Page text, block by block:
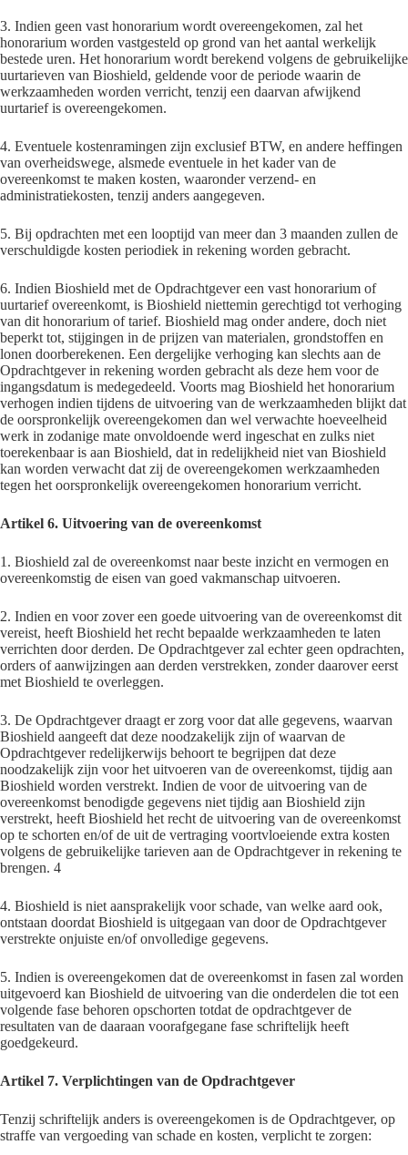
3. Indien geen vast honorarium wordt overeengekomen, zal het
honorarium worden vastgesteld op grond van het aantal werkelijk
bestede uren. Het honorarium wordt berekend volgens de gebruikelijke
uurtarieven van Bioshield, geldende voor de periode waarin de
werkzaamheden worden verricht, tenzij een daarvan afwijkend
uurtarief is overeengekomen.
4. Eventuele kostenramingen zijn exclusief BTW, en andere heffingen
van overheidswege, alsmede eventuele in het kader van de
overeenkomst te maken kosten, waaronder verzend- en
administratiekosten, tenzij anders aangegeven.
5. Bij opdrachten met een looptijd van meer dan 3 maanden zullen de
verschuldigde kosten periodiek in rekening worden gebracht.
6. Indien Bioshield met de Opdrachtgever een vast honorarium of
uurtarief overeenkomt, is Bioshield niettemin gerechtigd tot verhoging
van dit honorarium of tarief. Bioshield mag onder andere, doch niet
beperkt tot, stijgingen in de prijzen van materialen, grondstoffen en
lonen doorberekenen. Een dergelijke verhoging kan slechts aan de
Opdrachtgever in rekening worden gebracht als deze hem voor de
ingangsdatum is medegedeeld. Voorts mag Bioshield het honorarium
verhogen indien tijdens de uitvoering van de werkzaamheden blijkt dat
de oorspronkelijk overeengekomen dan wel verwachte hoeveelheid
werk in zodanige mate onvoldoende werd ingeschat en zulks niet
toerekenbaar is aan Bioshield, dat in redelijkheid niet van Bioshield
kan worden verwacht dat zij de overeengekomen werkzaamheden
tegen het oorspronkelijk overeengekomen honorarium verricht.
Artikel 6. Uitvoering van de overeenkomst
1. Bioshield zal de overeenkomst naar beste inzicht en vermogen en
overeenkomstig de eisen van goed vakmanschap uitvoeren.
2. Indien en voor zover een goede uitvoering van de overeenkomst dit
vereist, heeft Bioshield het recht bepaalde werkzaamheden te laten
verrichten door derden. De Opdrachtgever zal echter geen opdrachten,
orders of aanwijzingen aan derden verstrekken, zonder daarover eerst
met Bioshield te overleggen.
3. De Opdrachtgever draagt er zorg voor dat alle gegevens, waarvan
Bioshield aangeeft dat deze noodzakelijk zijn of waarvan de
Opdrachtgever redelijkerwijs behoort te begrijpen dat deze
noodzakelijk zijn voor het uitvoeren van de overeenkomst, tijdig aan
Bioshield worden verstrekt. Indien de voor de uitvoering van de
overeenkomst benodigde gegevens niet tijdig aan Bioshield zijn
verstrekt, heeft Bioshield het recht de uitvoering van de overeenkomst
op te schorten en/of de uit de vertraging voortvloeiende extra kosten
volgens de gebruikelijke tarieven aan de Opdrachtgever in rekening te
brengen. 4
4. Bioshield is niet aansprakelijk voor schade, van welke aard ook,
ontstaan doordat Bioshield is uitgegaan van door de Opdrachtgever
verstrekte onjuiste en/of onvolledige gegevens.
5. Indien is overeengekomen dat de overeenkomst in fasen zal worden
uitgevoerd kan Bioshield de uitvoering van die onderdelen die tot een
volgende fase behoren opschorten totdat de opdrachtgever de
resultaten van de daaraan voorafgegane fase schriftelijk heeft
goedgekeurd.
Artikel 7. Verplichtingen van de Opdrachtgever
Tenzij schriftelijk anders is overeengekomen is de Opdrachtgever, op
straffe van vergoeding van schade en kosten, verplicht te zorgen: